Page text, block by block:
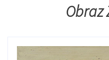
Obraz